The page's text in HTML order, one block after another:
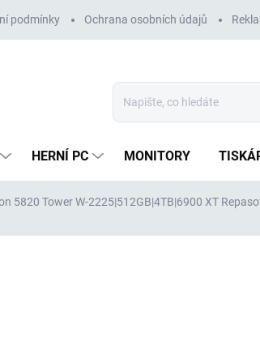
podmínky Ochrana osobních údajů
HERNÍ PC MONITORY
5820 Tower W-2225|512GB|4TB|6900 XT